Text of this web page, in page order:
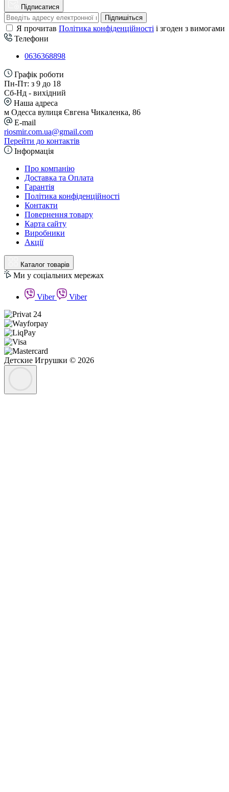
Підписатися
Підпишіться
Я прочитав Політика конфіденційності і згоден з вимогами
Телефони
0636368898
Графік роботи
Пн-Пт: з 9 до 18
Сб-Нд - вихідний
Наша адреса
м Одесса вулиця Євгена Чикаленка, 86
E-mail
riosmir.com.ua@gmail.com
Перейти до контактів
Інформація
Про компанію
Доставка та Оплата
Гарантія
Політика конфіденційності
Контакти
Повернення товару
Карта сайту
Виробники
Акції
Каталог товарів
Ми у соціальних мережах
Viber Viber
Детские Игрушки © 2026